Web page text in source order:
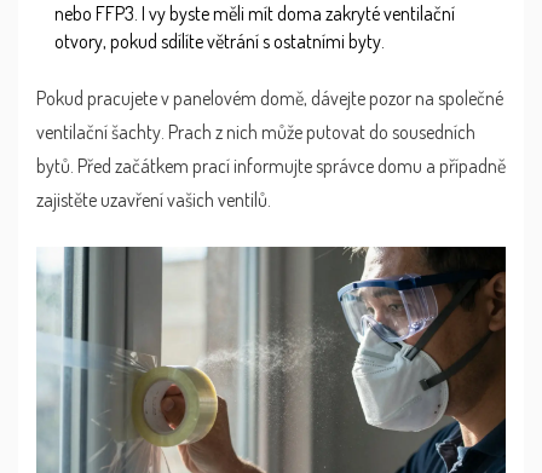
nebo FFP3. I vy byste měli mít doma zakryté ventilační
otvory, pokud sdílíte větrání s ostatními byty.
Pokud pracujete v panelovém domě, dávejte pozor na společné
ventilační šachty. Prach z nich může putovat do sousedních
bytů. Před začátkem prací informujte správce domu a případně
zajistěte uzavření vašich ventilů.